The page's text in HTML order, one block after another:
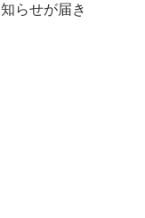
らせが届き